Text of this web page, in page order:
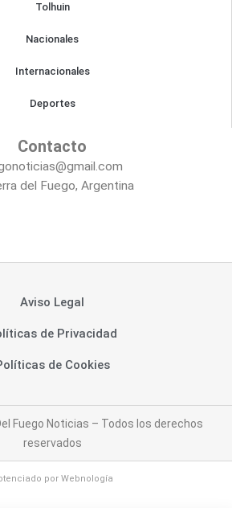
Tolhuin
Nacionales
Internacionales
Deportes
Contacto
del Fuego, Argentina
Aviso Legal
de Privacidad
de Cookies
Fuego Noticias – Todos los derechos
reservados
por Webnología